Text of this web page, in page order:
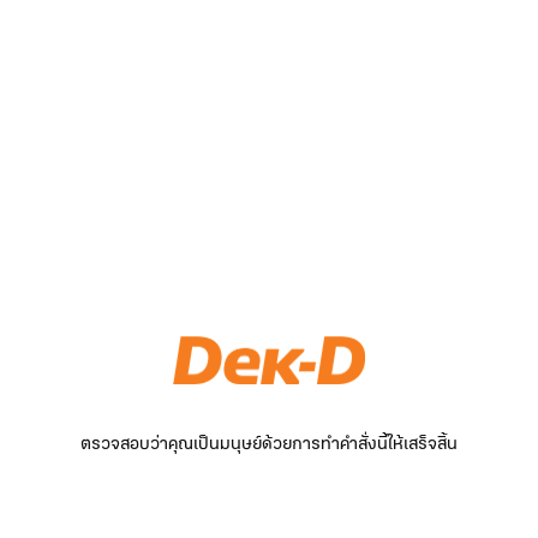
ตรวจสอบว่าคุณเป็นมนุษย์ด้วยการทำคำสั่งนี้ให้เสร็จสิ้น